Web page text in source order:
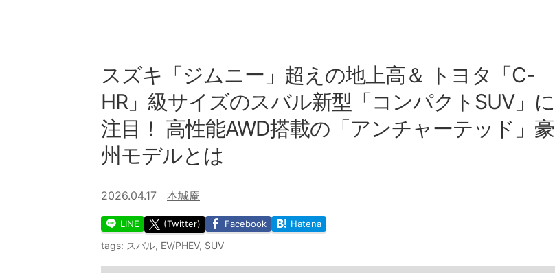
スズキ「ジムニー」超えの地上高＆ トヨタ「C-
HR」級サイズのスバル新型「コンパクトSUV」に
注目！ 高性能AWD搭載の「アンチャーテッド」豪
州モデルとは
2026.04.17 本城庵
LINE (Twitter) Facebook Hatena
tags: スバル, EV/PHEV, SUV